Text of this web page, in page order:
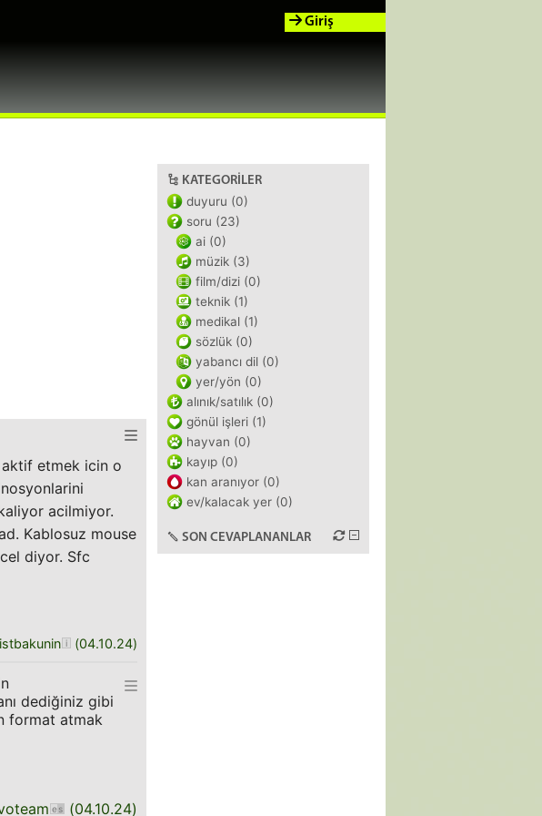
Giriş
etmek icin o
acilmiyor.
Kablosuz mouse
diyor. Sfc
(04.10.24)
dediğiniz gibi
format atmak
(04.10.24)
KATEGORILER
duyuru (0)
soru (23)
ai (0)
müzik (3)
film/dizi (0)
teknik (1)
medikal (1)
sözlük (0)
yabancı dil (0)
yer/yön (0)
alınık/satılık (0)
gönül işleri (1)
hayvan (0)
kayıp (0)
kan aranıyor (0)
ev/kalacak yer (0)
SON CEVAPLANANLAR